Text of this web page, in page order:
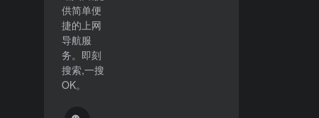
供简单便
捷的上网
导航服
务。即刻
搜索,一搜
OK。